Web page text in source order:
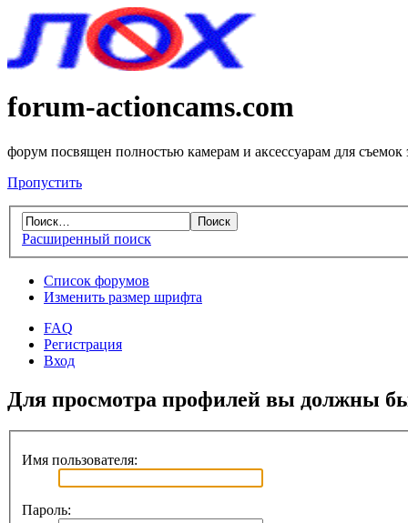
forum-actioncams.com
форум посвящен полностью камерам и аксессуарам для съемок
Пропустить
Расширенный поиск
Список форумов
Изменить размер шрифта
FAQ
Регистрация
Вход
Для просмотра профилей вы должны
Имя пользователя:
Пароль: